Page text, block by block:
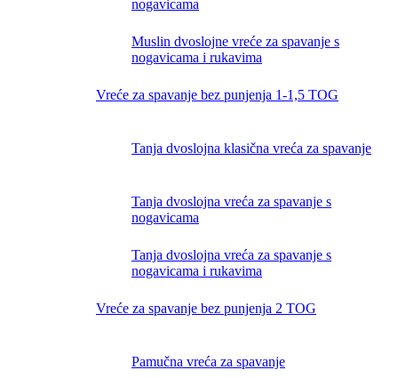
nogavicama
Muslin dvoslojne vreće za spavanje s
nogavicama i rukavima
Vreće za spavanje bez punjenja 1-1,5 TOG
Tanja dvoslojna klasična vreća za spavanje
Tanja dvoslojna vreća za spavanje s
nogavicama
Tanja dvoslojna vreća za spavanje s
nogavicama i rukavima
Vreće za spavanje bez punjenja 2 TOG
Pamučna vreća za spavanje